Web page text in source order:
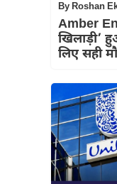
ByRoshan
Amber
खिलाड़ी’
लिए सही